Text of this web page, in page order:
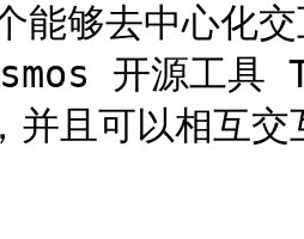
能够去中心化
开源工具
并且可以相互交